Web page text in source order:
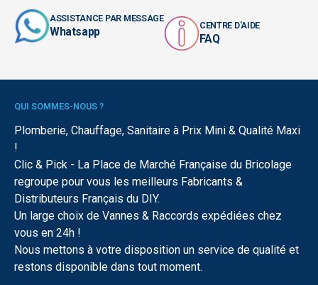
ASSISTANCE PAR MESSAGE
Whatsapp CENTRE D'AIDE
FAQ
QUI SOMMES-NOUS ?
Plomberie, Chauffage, Sanitaire à Prix Mini & Qualité Maxi
!
Clic & Pick - La Place de Marché Française du Bricolage
regroupe pour vous les meilleurs Fabricants &
Distributeurs Français du DIY.
Un large choix de Vannes & Raccords expédiées chez
vous en 24h !
Nous mettons à votre disposition un service de qualité et
restons disponible dans tout moment.